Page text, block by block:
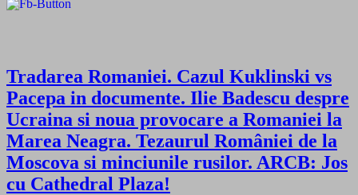
Tradarea Romaniei. Cazul Kuklinski vs
Pacepa in documente. Ilie Badescu despre
Ucraina si noua provocare a Romaniei la
Marea Neagra. Tezaurul României de la
Moscova si minciunile rusilor. ARCB: Jos
cu Cathedral Plaza!